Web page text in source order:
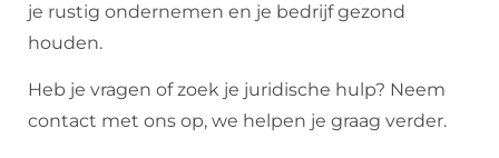
je rustig ondernemen en je bedrijf gezond
houden.
Heb je vragen of zoek je juridische hulp? Neem
contact met ons op, we helpen je graag verder.